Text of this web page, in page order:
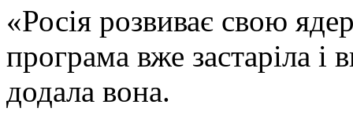
«Росія розвиває свою
програма вже застаріла
додала вона.